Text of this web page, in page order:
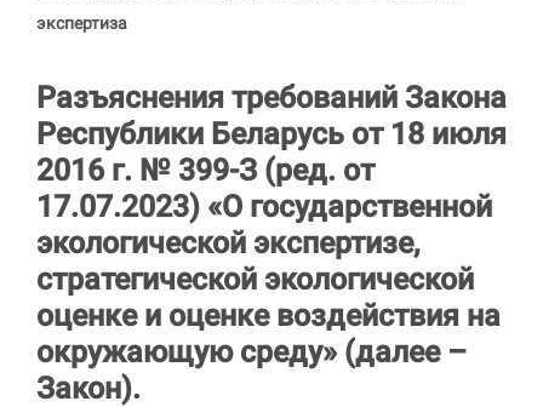
экспертиза
Разъяснения требований Закона
Республики Беларусь от 18 июля
2016 г. № 399-З (ред. от
17.07.2023) «О государственной
экологической экспертизе,
стратегической экологической
оценке и оценке воздействия на
окружающую среду» (далее –
Закон).